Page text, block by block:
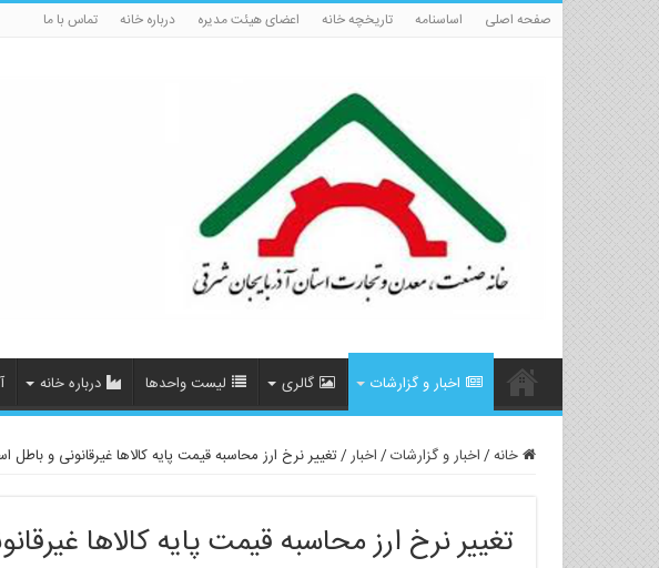
صفحه اصلی اساسنامه تاریخچه خانه اعضای هیئت مدیره درباره خانه تماس با ما
اخبار و گزارشات گالری لیست واحدها درباره خانه
خانه/اخبار و گزارشات/اخبار/تغییر نرخ ارز محاسبه قیمت پایه کالاها غیرقانونی و باطل
تغییر نرخ ارز محاسبه قیمت پایه کالاها